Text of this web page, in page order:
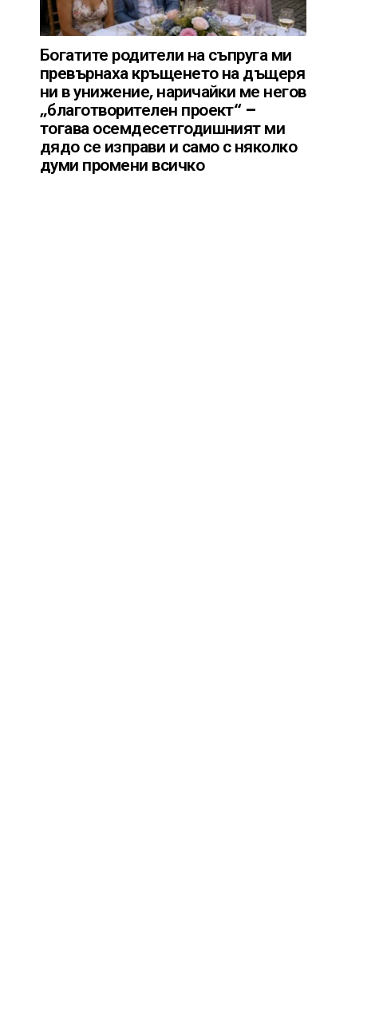
Богатите родители на съпруга ми
превърнаха кръщенето на дъщеря
ни в унижение, наричайки ме негов
„благотворителен проект“ –
тогава осемдесетгодишният ми
дядо се изправи и само с няколко
думи промени всичко